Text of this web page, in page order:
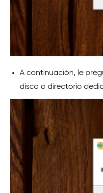
A continuación, le
disco o directorio